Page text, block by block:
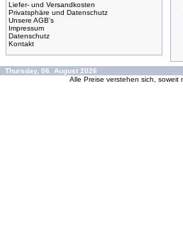
Liefer- und Versandkosten
Privatsphäre und Datenschutz
Unsere AGB's
Impressum
Datenschutz
Kontakt
Thursday, 06. August 2026
Alle Preise verstehen sich,